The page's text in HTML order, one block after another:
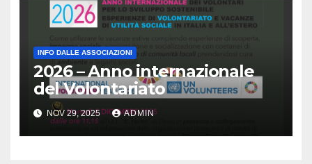
INFO DALLE ASSOCIAZIONI
2026 – Anno internazionale
del Volontariato
NOV 29, 2025 ADMIN